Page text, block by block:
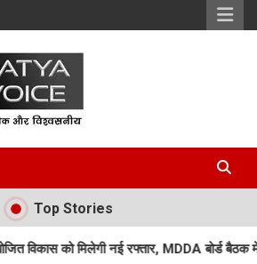
Top Stories
MDDA बोर्ड बैठक में 25 महत्वपूर्ण प्रस्तावों को